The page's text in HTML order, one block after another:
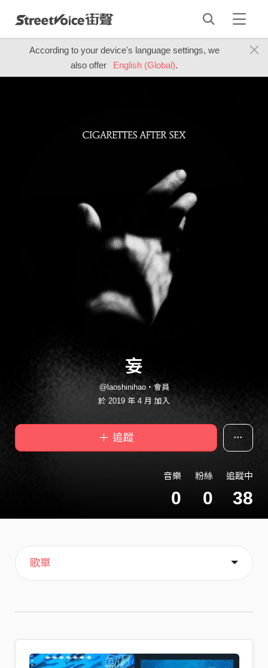
According to your device's language settings, we
also offer
English (Global).
妄
@laoshinihao・會員
於 2019 年 4 月 加入
＋ 追蹤
音樂
0
粉絲
0
追蹤中
38
主頁
歌單
喜歡
關於